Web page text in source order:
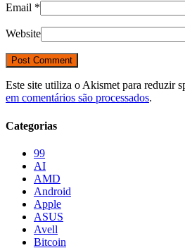
Email *
Website
Este site utiliza o Akismet para reduzir
em comentários são processados.
Categorias
99
AI
AMD
Android
Apple
ASUS
Avell
Bitcoin